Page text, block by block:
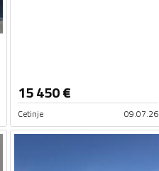
15 450€
Cetinje 09.07.26